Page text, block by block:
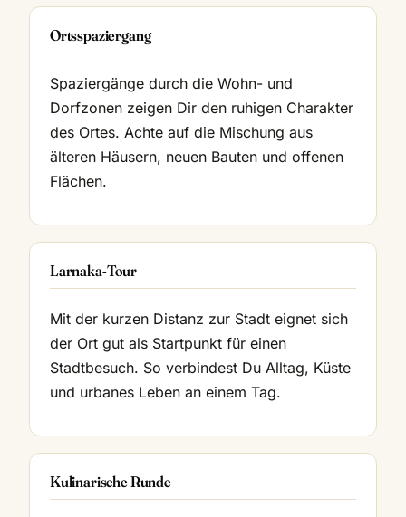
Ortsspaziergang
Spaziergänge durch die Wohn- und
Dorfzonen zeigen Dir den ruhigen Charakter
des Ortes. Achte auf die Mischung aus
älteren Häusern, neuen Bauten und offenen
Flächen.
Larnaka-Tour
Mit der kurzen Distanz zur Stadt eignet sich
der Ort gut als Startpunkt für einen
Stadtbesuch. So verbindest Du Alltag, Küste
und urbanes Leben an einem Tag.
Kulinarische Runde